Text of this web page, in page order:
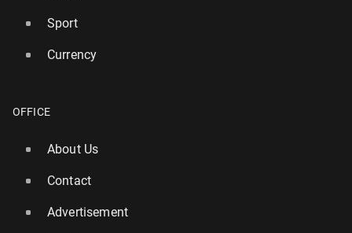
Sport
Currency
OFFICE
About Us
Contact
Advertisement